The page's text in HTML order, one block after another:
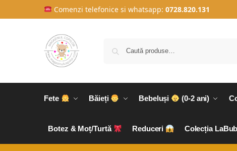
Comenzi telefonice si whatsapp: 0728.820.131
Fete Băieți Bebeluși (0-2 ani)
Botez & Moț/Turtă Reduceri Colecția